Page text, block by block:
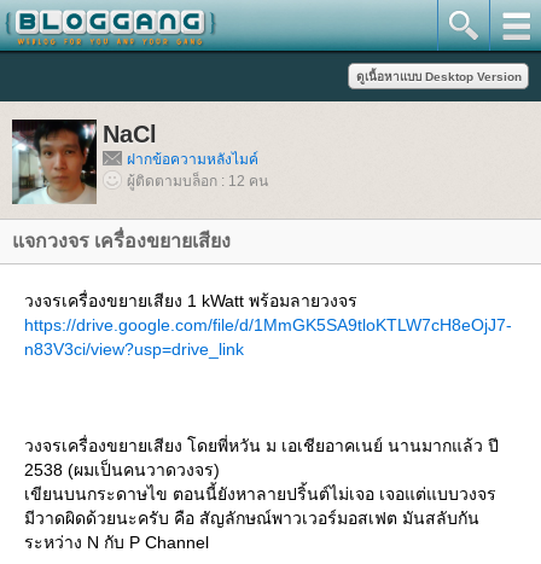
NaCl
ฝากข้อความหลังไมค์
ผู้ติดตามบล็อก : 12 คน
จกวงจร เครื่องขยายเสียง
วงจรเครื่องขยายเสียง 1 kWatt พร้อมลายวงจร
https://drive.google.com/file/d/1MmGK5SA9tloKTLW7cH8eOjJ7-
n83V3ci/view?usp=drive_link
วงจรเครื่องขยายเสียง โดยพี่หวัน ม เอเชียอาคเนย์ นานมากแล้ว ปี
2538 (ผมเป็นคนวาดวงจร)
เขียนบนกระดาษไข ตอนนี้ยังหาลายปริ้นต์ไม่เจอ เจอแต่แบบวงจร
มีวาดผิดด้วยนะครับ คือ สัญลักษณ์พาวเวอร์มอสเฟต มันสลับกัน
ระหว่าง N กับ P Channel